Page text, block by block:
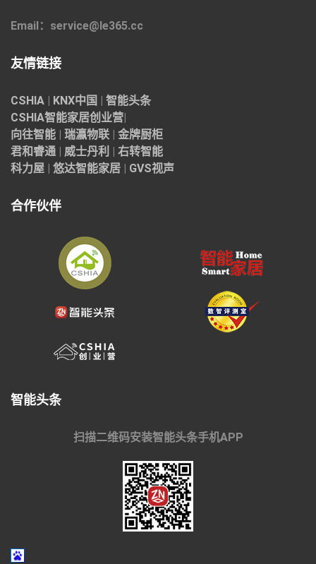
Email：service@le365.cc
友情链接
CSHIA KNX中国
智能头条
CSHIA智能家居创业营
向往智能
瑞瀛物联
金牌厨柜
君和睿通
威士丹利
右转智能
科力屋
悠达智能家居 GVS视声
合作伙伴
智能头条
扫描二维码安装智能头条手机APP